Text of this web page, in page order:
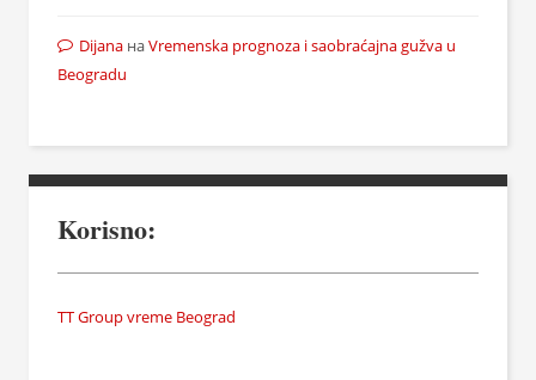
Dijana наVremenska prognoza i saobraćajna gužva u
Beogradu
Korisno:
TT Group vreme Beograd